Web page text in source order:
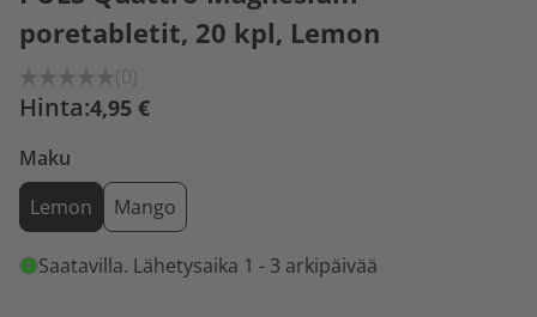
poretabletit, 20 kpl, Lemon
(0)
Hinta:4,95 €
Maku
Lemon
Mango
Saatavilla. Lähetysaika 1 - 3 arkipäivää